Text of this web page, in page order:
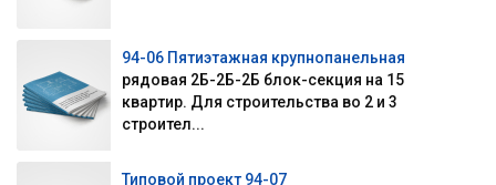
94-06 Пятиэтажная крупнопанельная
рядовая 2Б-2Б-2Б блок-секция на 15
квартир. Для строительства во 2 и 3
строител...
Типовой проект 94-07